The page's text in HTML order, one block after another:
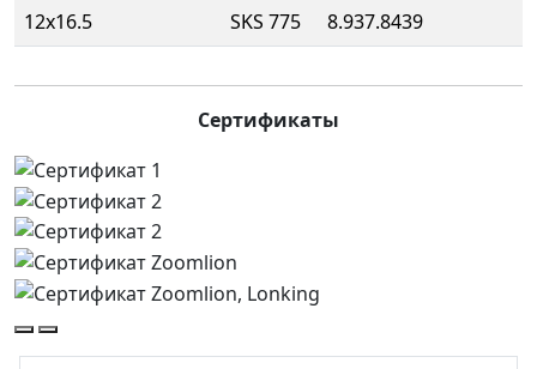
12x16.5
SKS 775 8.937.8439
Сертификаты